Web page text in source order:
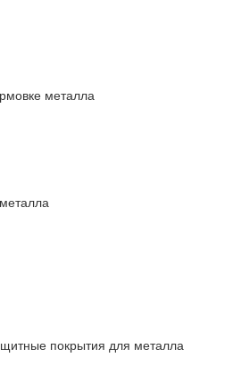
металла
покрытия для металла